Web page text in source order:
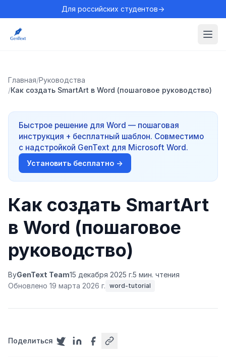
Для российских студентов→
Главная/Руководства
/Как создать SmartArt в Word (пошаговое руководство)
Быстрое решение для Word — пошаговая
инструкция + бесплатный шаблон. Совместимо
с надстройкой GenText для Microsoft Word.
Установить бесплатно →
Как создать SmartArt
в Word (пошаговое
руководство)
ByGenText Team15 декабря 2025 г.5 мин. чтения
Обновлено 19 марта 2026 г. word-tutorial
Поделиться